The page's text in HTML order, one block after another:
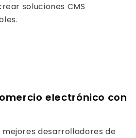
soluciones CMS
electrónico con
desarrolladores de